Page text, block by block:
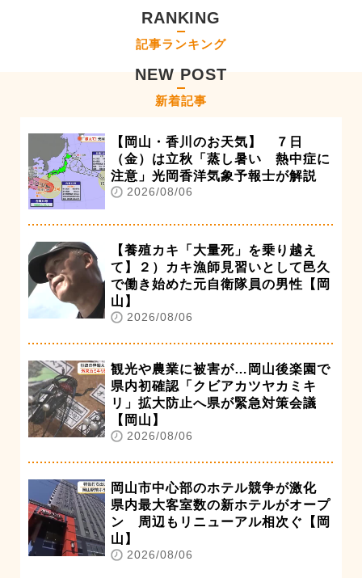
RANKING
記事ランキング
NEW POST
新着記事
【岡山・香川のお天気】 ７日
（金）は立秋「蒸し暑い 熱中症に
注意」光岡香洋気象予報士が解説
2026/08/06
【養殖カキ「大量死」を乗り越え
て】２）カキ漁師見習いとして邑久
で働き始めた元自衛隊員の男性【岡
山】
2026/08/06
観光や農業に被害が…岡山後楽園で
県内初確認「クビアカツヤカミキ
リ」拡大防止へ県が緊急対策会議
【岡山】
2026/08/06
岡山市中心部のホテル競争が激化
県内最大客室数の新ホテルがオープ
ン 周辺もリニューアル相次ぐ【岡
山】
2026/08/06